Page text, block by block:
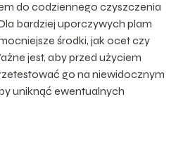
do codziennego czyszczenia
bardziej uporczywych plam
środki, jak ocet czy
jest, aby przed użyciem
go na niewidocznym
uniknąć ewentualnych